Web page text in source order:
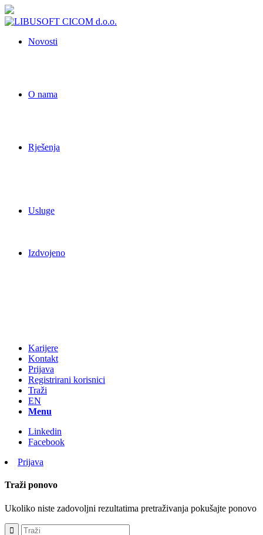
Novosti
O nama
Rješenja
Usluge
Izdvojeno
Karijere
Kontakt
Prijava
Registrirani korisnici
Traži
EN
Menu
Linkedin
Facebook
Prijava
Traži ponovo
Ukoliko niste zadovoljni rezultatima pretraživanja pokušajte ponovo